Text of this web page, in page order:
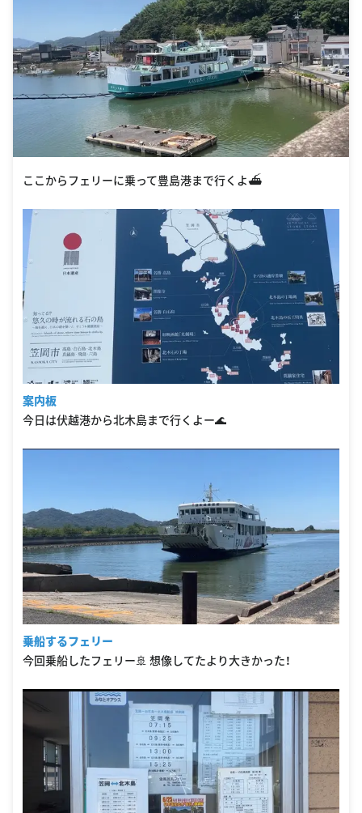
ここからフェリーに乗って豊島港まで行くよ⛴️
案内板
今日は伏越港から北木島まで行くよー🌊
乗船するフェリー
今回乗船したフェリー🚢 想像してたより大きかった！